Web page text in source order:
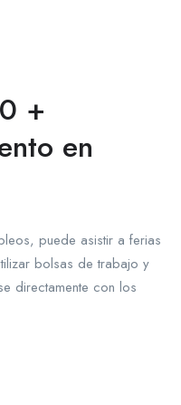
+
en
puede asistir a ferias
bolsas de trabajo y
directamente con los